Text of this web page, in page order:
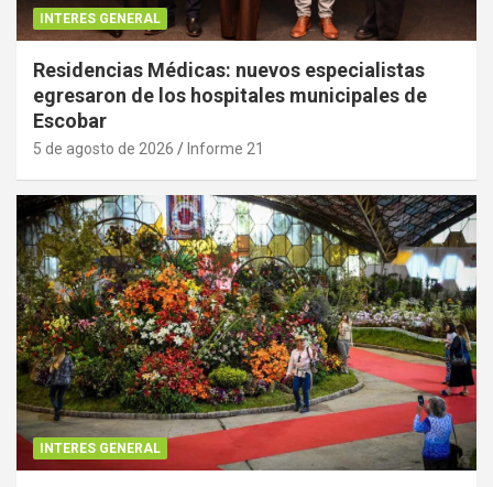
INTERES GENERAL
Residencias Médicas: nuevos especialistas
egresaron de los hospitales municipales de
Escobar
5 de agosto de 2026 Informe 21
INTERES GENERAL